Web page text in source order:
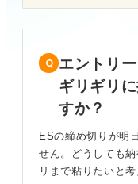
エントリ
ギリギリ
すか？
ESの締め切りが明
せん。どうしても
リまで粘りたいと考